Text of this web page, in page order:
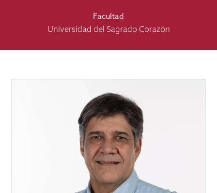
Facultad
Universidad del Sagrado Corazón